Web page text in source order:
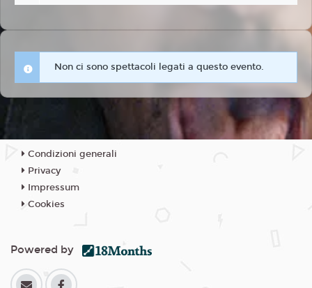
Non ci sono spettacoli legati a questo evento.
Condizioni generali
Privacy
Impressum
Cookies
Powered by